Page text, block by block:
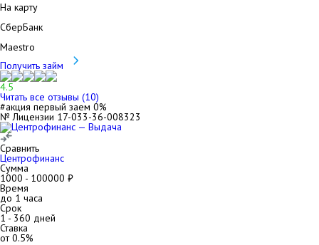
На карту
СберБанк
Maestro
Получить займ
4.5
Читать все отзывы (10)
#акция первый заем 0%
№ Лицензии 17-033-36-008323
Сравнить
Центрофинанс
Сумма
1000 - 100000 ₽
Время
до 1 часа
Срок
1- 360 дней
Ставка
от0.5%